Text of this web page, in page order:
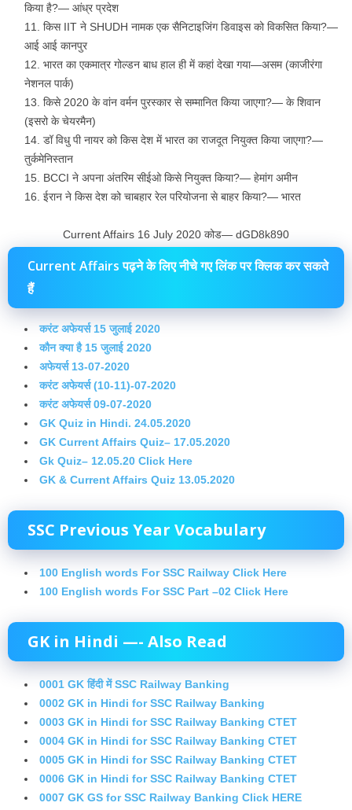
किया है?— आंध्र प्रदेश
किस IIT ने SHUDH नामक एक सैनिटाइजिंग डिवाइस को विकसित किया?—
आई आई कानपुर
भारत का एकमात्र गोल्डन बाध हाल ही में कहां देखा गया—असम (काजीरंगा
नेशनल पार्क)
किसे 2020 के वांन वर्मन पुरस्कार से सम्मानित किया जाएगा?— के शिवान
(इसरो के चेयरमैन)
डॉ विधु पी नायर को किस देश में भारत का राजदूत नियुक्त किया जाएगा?—
तुर्कमेनिस्तान
BCCI ने अपना अंतरिम सीईओ किसे नियुक्त किया?— हेमांग अमीन
ईरान ने किस देश को चाबहार रेल परियोजना से बाहर किया?— भारत
Current Affairs 16 July 2020 कोड— dGD8k890
Current Affairs पढ़ने के लिए नीचे गए लिंक पर क्लिक कर सकते
हैं
करंट अफेयर्स 15 जुलाई 2020
कौन क्या है 15 जुलाई 2020
अफेयर्स 13-07-2020
करंट अफेयर्स (10-11)-07-2020
करंट अफेयर्स 09-07-2020
GK Quiz in Hindi. 24.05.2020
GK Current Affairs Quiz– 17.05.2020
Gk Quiz– 12.05.20 Click Here
GK & Current Affairs Quiz 13.05.2020
SSC Previous Year Vocabulary
100 English words For SSC Railway Click Here
100 English words For SSC Part –02 Click Here
GK in Hindi —- Also Read
0001 GK हिंदी में SSC Railway Banking
0002 GK in Hindi for SSC Railway Banking
0003 GK in Hindi for SSC Railway Banking CTET
0004 GK in Hindi for SSC Railway Banking CTET
0005 GK in Hindi for SSC Railway Banking CTET
0006 GK in Hindi for SSC Railway Banking CTET
0007 GK GS for SSC Railway Banking Click HERE